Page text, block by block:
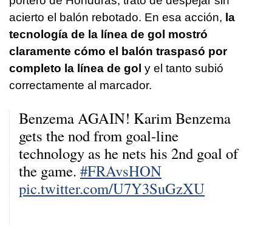
acierto el balón rebotado. En esa acción, la
tecnología de la línea de gol mostró
claramente cómo el balón traspasó por
completo la línea de gol y el tanto subió
correctamente al marcador.
Benzema AGAIN! Karim Benzema
gets the nod from goal-line
technology as he nets his 2nd goal of
the game. #FRAvsHON
pic.twitter.com/U7Y3SuGzXU